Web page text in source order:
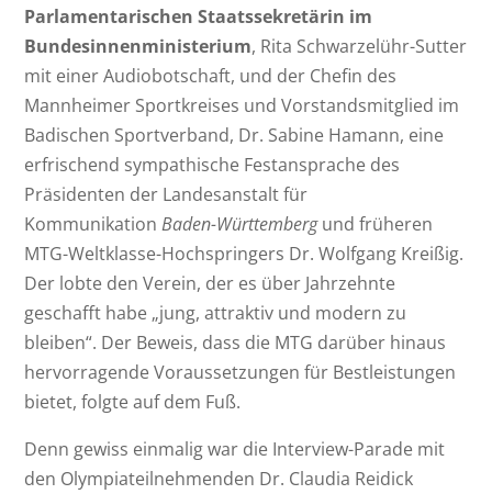
Parlamentarischen Staatssekretärin im
Bundesinnenministerium, Rita Schwarzelühr-Sutter
mit einer Audiobotschaft, und der Chefin des
Mannheimer Sportkreises und Vorstandsmitglied im
Badischen Sportverband, Dr. Sabine Hamann, eine
erfrischend sympathische Festansprache des
Präsidenten der Landesanstalt für
KommunikationBaden-Württembergund früheren
MTG-Weltklasse-Hochspringers Dr. Wolfgang Kreißig.
Der lobte den Verein, der es über Jahrzehnte
geschafft habe „jung, attraktiv und modern zu
bleiben“. Der Beweis, dass die MTG darüber hinaus
hervorragende Voraussetzungen für Bestleistungen
bietet, folgte auf dem Fuß.
Denn gewiss einmalig war die Interview-Parade mit
den Olympiateilnehmenden Dr. Claudia Reidick